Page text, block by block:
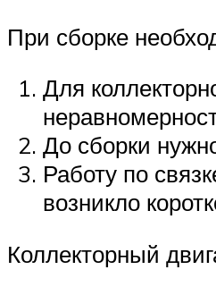
При сборке
Для
До сборки
Работу по
возникло
Коллекторный